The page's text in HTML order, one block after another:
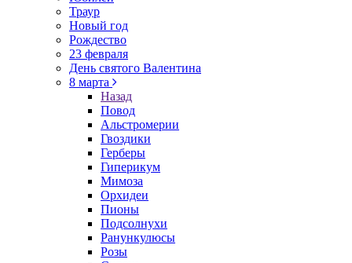
Траур
Новый год
Рождество
23 февраля
День святого Валентина
8 марта
Назад
Повод
Альстромерии
Гвоздики
Герберы
Гиперикум
Мимоза
Орхидеи
Пионы
Подсолнухи
Ранункулюсы
Розы